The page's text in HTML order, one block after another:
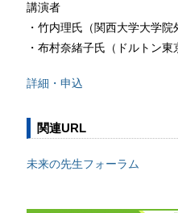
講演者
・竹内理氏（関西大学大学
・布村奈緒子氏（ドルトン東
詳細・申込
関連URL
未来の先生フォーラム